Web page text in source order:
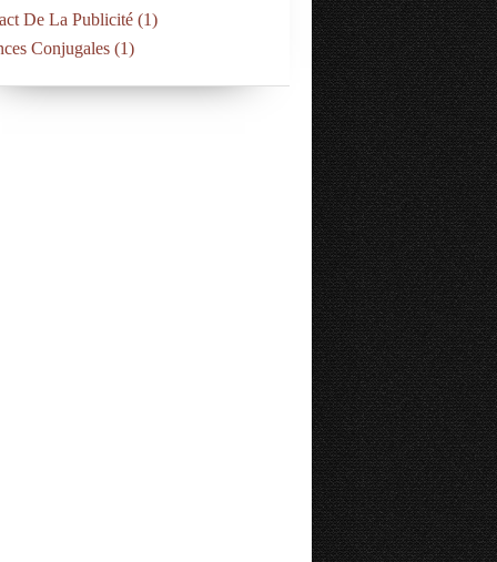
De La Publicité (1)
Conjugales (1)